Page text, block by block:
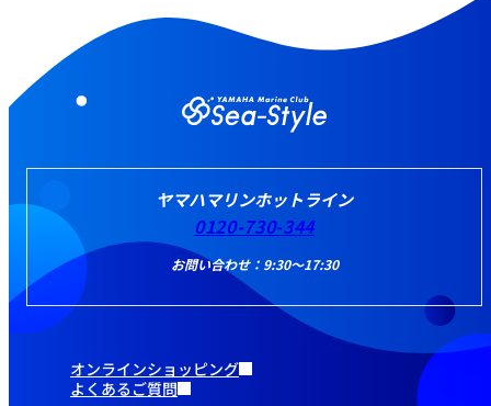
ヤマハマリンホットライン
0120-730-344
お問い合わせ：9:30～17:30
オンラインショッピング
よくあるご質問